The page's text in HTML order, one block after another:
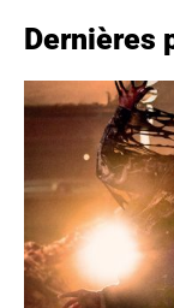
Dernières